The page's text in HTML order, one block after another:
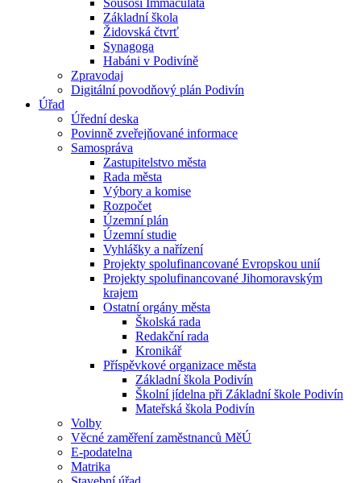
Sousoší Immaculata
Základní škola
Židovská čtvrť
Synagoga
Habáni v Podivíně
Zpravodaj
Digitální povodňový plán Podivín
Úřad
Úřední deska
Povinně zveřejňované informace
Samospráva
Zastupitelstvo města
Rada města
Výbory a komise
Rozpočet
Územní plán
Územní studie
Vyhlášky a nařízení
Projekty spolufinancované Evropskou unií
Projekty spolufinancované Jihomoravským
krajem
Ostatní orgány města
Školská rada
Redakční rada
Kronikář
Příspěvkové organizace města
Základní škola Podivín
Školní jídelna při Základní škole Podivín
Mateřská škola Podivín
Volby
Věcné zaměření zaměstnanců MěÚ
E-podatelna
Matrika